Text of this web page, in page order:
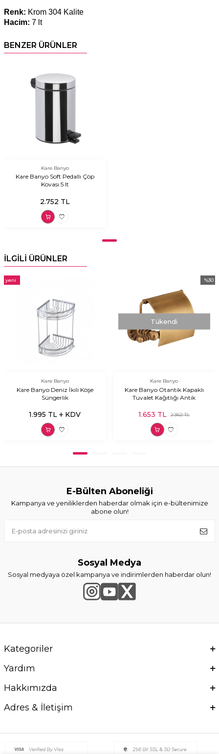
Renk: Krom 304 Kalite
Hacim: 7 lt
BENZER ÜRÜNLER
Kare Banyo
Kare Banyo Soft Pedallı Çöp
Kovası 5 lt
2.752 TL
İLGİLİ ÜRÜNLER
yeni
Kare Banyo
Kare Banyo Deniz İkili Köşe
Süngerlik
1.995 TL KDV
Tükendi
%30
Kare Banyo
Kare Banyo Otantik Kapaklı
Tuvalet Kağıtlığı Antik
2.362TL
1.653 TL
E-Bülten Aboneliği
Kampanya ve yeniliklerden haberdar olmak için e-bültenimize
abone olun!
Sosyal Medya
Sosyal medyaya özel kampanya ve indirimlerden haberdar olun!
Kategoriler
Yardım
Hakkımızda
Adres & İletişim